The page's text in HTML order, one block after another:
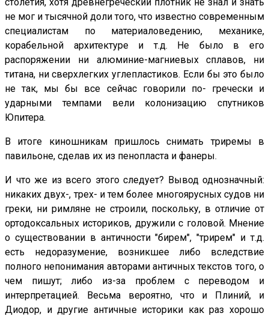
столетия, хотя древнегреческий плотник не знал и знать
не мог и тысячной доли того, что известно современным
специалистам по материаловедению, механике,
корабельной архитектуре и т.д. Не было в его
распоряжении ни алюминие-магниевых сплавов, ни
титана, ни сверхлегких углепластиков. Если бы это было
не так, мы бы все сейчас говорили по- гречески и
ударными темпами вели колонизацию спутников
Юпитера.
В итоге киношникам пришлось снимать триремы в
павильоне, сделав их из пенопласта и фанеры.
И что же из всего этого следует? Вывод однозначный:
никаких двух-, трех- и тем более многоярусных судов ни
греки, ни римляне не строили, поскольку, в отличие от
ортодоксальных историков, дружили с головой. Мнение
о существовании в античности "бирем", "трирем" и т.д.
есть недоразумение, возникшее либо вследствие
полного непонимания авторами античных текстов того, о
чем пишут; либо из-за проблем с переводом и
интерпретацией. Весьма вероятно, что и Плиний, и
Диодор, и другие античные историки как раз хорошо